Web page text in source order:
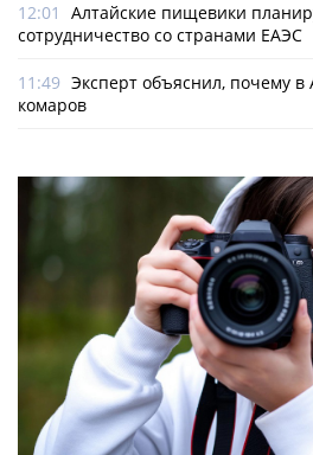
12:01
Алтайские пищевики
сотрудничество со странами ЕАЭС
11:49 Эксперт объяснил, почему в
комаров